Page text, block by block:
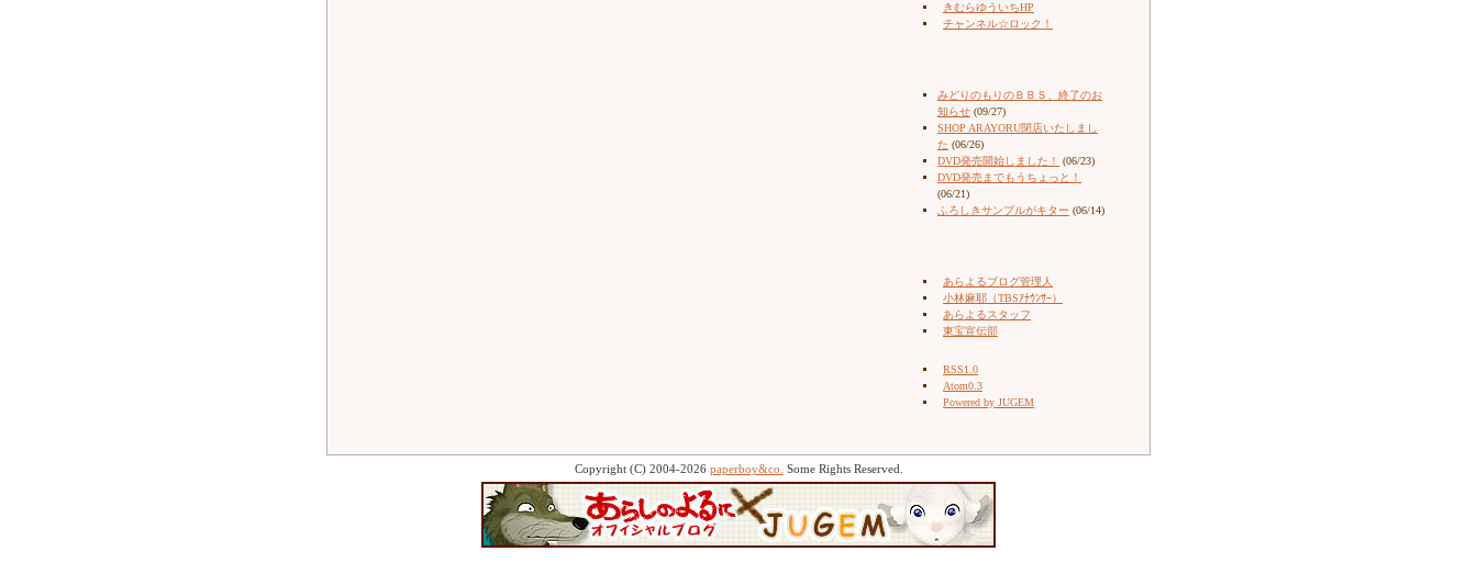
きむらゆういちHP
チャンネル☆ロック！
みどりのもりのＢＢＳ、終了のお
知らせ (09/27)
SHOP ARAYORU閉店いたしまし
た (06/26)
DVD発売開始しました！
(06/23)
DVD発売までもうちょっと！
(06/21)
ふろしきサンプルがキター (06/14)
あらよるブログ管理人
小林麻耶（TBSｱﾅｳﾝｻｰ）
あらよるスタッフ
東宝宣伝部
RSS1.0
Atom0.3
Powered by JUGEM
Copyright (C) 2004-2026 paperboy&co. Some Rights Reserved.